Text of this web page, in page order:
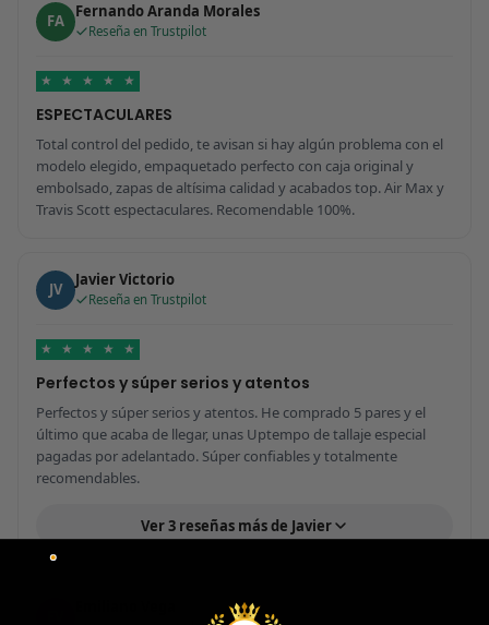
FA Fernando Aranda Morales
Reseña en Trustpilot
★ ★ ★ ★ ★
ESPECTACULARES
Total control del pedido, te avisan si hay algún problema con el
modelo elegido, empaquetado perfecto con caja original y
embolsado, zapas de altísima calidad y acabados top. Air Max y
Travis Scott espectaculares. Recomendable 100%.
JV Javier Victorio
Reseña en Trustpilot
★ ★ ★ ★ ★
Perfectos y súper serios y atentos
Perfectos y súper serios y atentos. He comprado 5 pares y el
último que acaba de llegar, unas Uptempo de tallaje especial
pagadas por adelantado. Súper confiables y totalmente
recomendables.
Ver 3 reseñas más de Javier